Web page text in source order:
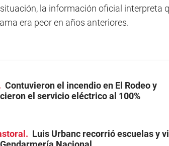
la información oficial interpreta
era peor en años anteriores.
Contuvieron el incendio en El Rodeo y
el servicio eléctrico al 100%
Luis Urbanc recorrió escuelas y